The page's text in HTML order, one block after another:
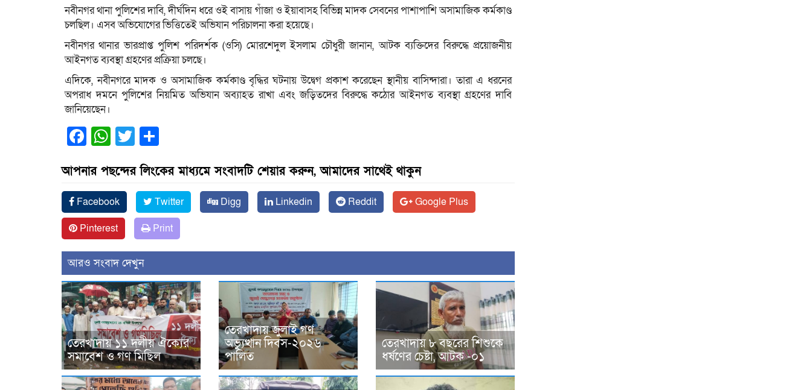
‎নবীনগর থানা পুলিশের দাবি, দীর্ঘদিন ধরে ওই বাসায় গাঁজা ও ইয়াবাসহ বিভিন্ন মাদক সেবনের পাশাপাশি অসামাজিক কর্মকাণ্ড
চলছিল। এসব অভিযোগের ভিত্তিতেই অভিযান পরিচালনা করা হয়েছে।
‎নবীনগর থানার ভারপ্রাপ্ত পুলিশ পরিদর্শক (ওসি) মোরশেদুল ইসলাম চৌধুরী জানান, আটক ব্যক্তিদের বিরুদ্ধে প্রয়োজনীয়
আইনগত ব্যবস্থা গ্রহণের প্রক্রিয়া চলছে।
‎এদিকে, নবীনগরে মাদক ও অসামাজিক কর্মকাণ্ড বৃদ্ধির ঘটনায় উদ্বেগ প্রকাশ করেছেন স্থানীয় বাসিন্দারা। তারা এ ধরনের
অপরাধ দমনে পুলিশের নিয়মিত অভিযান অব্যাহত রাখা এবং জড়িতদের বিরুদ্ধে কঠোর আইনগত ব্যবস্থা গ্রহণের দাবি
জানিয়েছেন।
Facebook
WhatsApp
Twitter
আপনার পছন্দের লিংকের মাধ্যমে সংবাদটি শেয়ার করুন, আমাদের সাথেই থাকুন
Facebook Twitter Digg Linkedin Reddit
Google Plus
Pinterest
Print
আরও সংবাদ দেখুন
তেরখাদায় ১১ দলীয় ঐক্যের
সমাবেশ ও গণ মিছিল
তেরখাদায় জুলাই গণ
অভ্যুত্থান দিবস-২০২৬
পালিত
তেরখাদায় ৮ বছরের শিশুকে
ধর্ষণের চেষ্টা, আটক -০১